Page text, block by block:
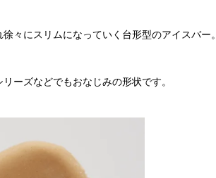
々にスリムになっていく台形型のアイスバー。
リーズなどでもおなじみの形状です。